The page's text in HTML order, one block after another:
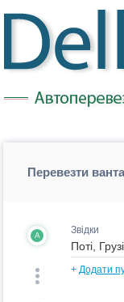
Перевезти
A Звідки
+ Додати